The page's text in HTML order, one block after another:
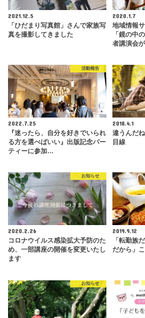
2021.12.5
「ひだまり写真館」さんで家族写
真を撮影してきました
2020.1.7
地域情報
「鏡の中
者講演会
活動報告
2022.7.25
『迷ったら、自分を好きでいられ
る方を選べばいい』出版記念パー
ティーに参加…
2018.4.1
違うんだ
目線
お知らせ
2020.2.26
コロナウイルス感染拡大予防のた
め、一部講座の開催を変更いたし
ます
2019.9.12
「転勤族
だから」
お知らせ